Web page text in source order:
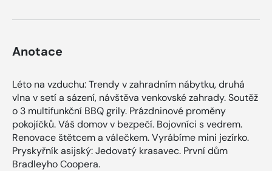
Anotace
Léto na vzduchu: Trendy v zahradním nábytku, druhá
vlna v setí a sázení, návštěva venkovské zahrady. Soutěž
o 3 multifunkční BBQ grily. Prázdninové proměny
pokojíčků. Váš domov v bezpečí. Bojovníci s vedrem.
Renovace štětcem a válečkem. Vyrábíme mini jezírko.
Pryskyřník asijský: Jedovatý krasavec. První dům
Bradleyho Coopera.